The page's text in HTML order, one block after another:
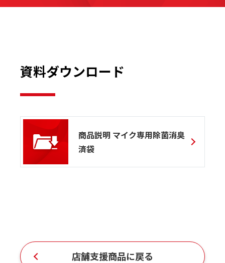
資料ダウンロード
商品説明 マイク専用除菌消臭
済袋
店舗支援商品に戻る